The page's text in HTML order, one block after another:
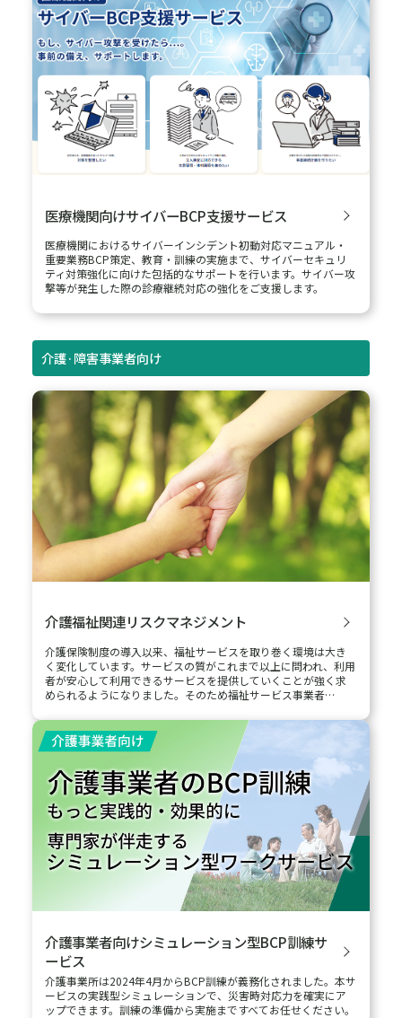
医療機関向けサイバーBCP支援サービス
医療機関におけるサイバーインシデント初動対応マニュアル・
重要業務BCP策定、教育・訓練の実施まで、サイバーセキュリ
ティ対策強化に向けた包括的なサポートを行います。サイバー攻
撃等が発生した際の診療継続対応の強化をご支援します。
介護·障害事業者向け
介護福祉関連リスクマネジメント
介護保険制度の導入以来、福祉サービスを取り巻く環境は大き
く変化しています。サービスの質がこれまで以上に問われ、利用
者が安心して利用できるサービスを提供していくことが強く求
められるようになりました。そのため福祉サービス事業者…
介護事業者向けシミュレーション型BCP訓練サ
ービス
介護事業所は2024年4月からBCP訓練が義務化されました。本サ
ービスの実践型シミュレーションで、災害時対応力を確実にア
ップできます。訓練の準備から実施まですべてお任せください。